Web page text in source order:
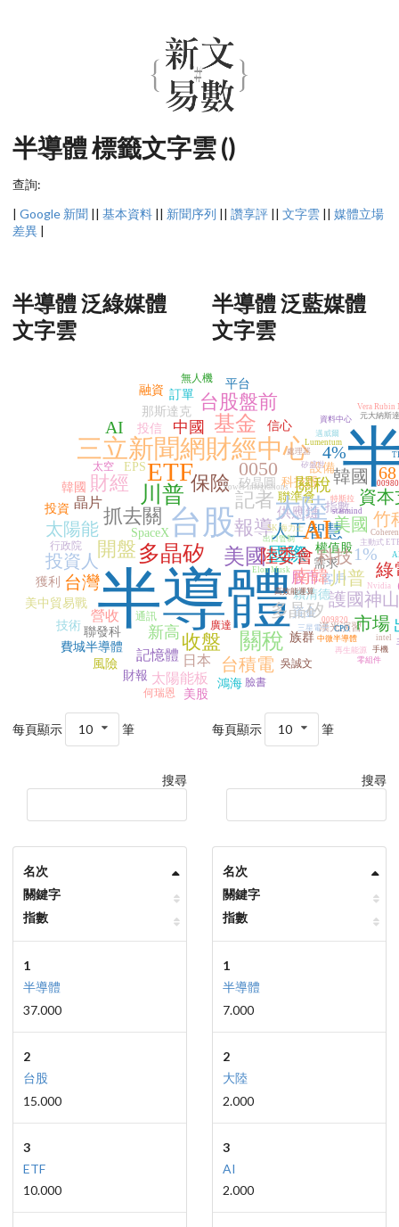
半導體 標籤文字雲 ()
查詢:
| Google 新聞 || 基本資料 || 新聞序列 || 讚享評 || 文字雲 || 媒體立場
差異 |
半導體 泛綠媒體
文字雲
半導體
台股
ETF
三立新聞網財經中心
川普
關稅
多晶矽
基金
美國
報導
保險
0050
台股盤前
財經
抓去關
記者
收盤
開盤 國際
太陽能
人工智慧
投資人
台灣
台積電
AI
新高
中國
營收
記憶體
供應鏈
晶片
日本
股市
太陽能板
聯發科
那斯達克
聯準會
美中貿易戰
鴻海
賴清德
費城半導體
資金
投資
科技股
權值股
SpaceX
信心
韓國
財報
指數
族群
獲利
美股
投信
需求
矽晶圓
風險
EPS
訂單
技術
平台
客戶
融資
設備
無人機
通訊
廣達
何瑞恩
臉書
行政院
吳誠文
漢光演習
太空
每頁顯示 10 筆
搜尋
名次
關鍵字
指數
1
半導體
37.000
2
台股
15.000
3
ETF
10.000
半導體 泛藍媒體
文字雲
大陸
AI
資本
綠
南韓
護國神山
科技
韓國
多晶矽
關稅
川普
4%
1%
68
竹
市場
美國
陸委會
009820
主動式
高效能運算
Nvidia
元大納斯
Lumentum
SK 海力士
三星電子
中微半導體
出口管制
Vera Rubin
資料中心
矽盛世
intel
再生能源
Power Integrations
邁威爾
CPO
Elon Musk
特斯拉
starmind
手機
處理器
零組件
每頁顯示 10 筆
搜尋
名次
關鍵字
指數
1
半導體
7.000
2
大陸
2.000
3
AI
2.000